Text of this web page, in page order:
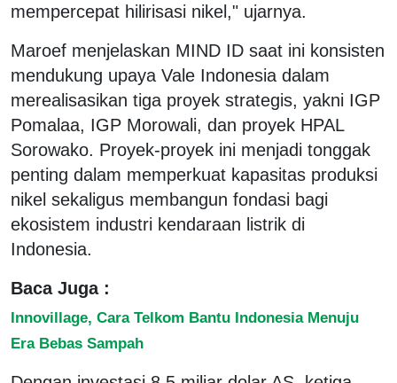
mempercepat hilirisasi nikel," ujarnya.
Maroef menjelaskan MIND ID saat ini konsisten
mendukung upaya Vale Indonesia dalam
merealisasikan tiga proyek strategis, yakni IGP
Pomalaa, IGP Morowali, dan proyek HPAL
Sorowako. Proyek-proyek ini menjadi tonggak
penting dalam memperkuat kapasitas produksi
nikel sekaligus membangun fondasi bagi
ekosistem industri kendaraan listrik di
Indonesia.
Baca Juga :
Innovillage, Cara Telkom Bantu Indonesia Menuju
Era Bebas Sampah